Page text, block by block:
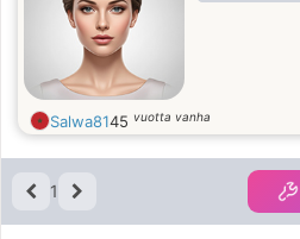
Salwa8145 vuotta vanha
1